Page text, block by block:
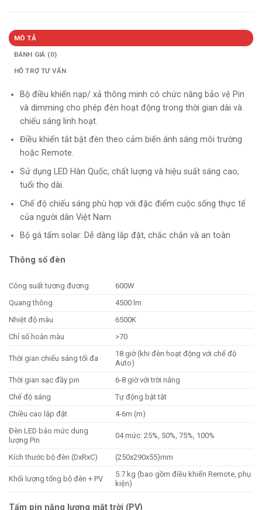
MÔ TẢ
ĐÁNH GIÁ (0)
HỖ TRỢ TƯ VẤN
Bộ điều khiển nạp/ xả thông minh có chức năng bảo vệ Pin
và dimming cho phép đèn hoạt động trong thời gian dài và
chiếu sáng linh hoạt.
Điều khiển tắt bật đèn theo cảm biến ánh sáng môi trường
hoặc Remote.
Sử dụng LED Hàn Quốc, chất lượng và hiệu suất sáng cao,
tuổi thọ dài.
Chế độ chiếu sáng phù hợp với đặc điểm cuộc sống thực tế
của người dân Việt Nam.
Bộ gá tấm solar: Dễ dàng lắp đặt, chắc chắn và an toàn
Thông số đèn
Công suất tương đương
600W
Quang thông
4500 lm
Nhiệt độ màu
6500K
Chỉ số hoàn màu
>70
Thời gian chiếu sáng tối đa
18 giờ (khi đèn hoạt động với chế độ
Auto)
Thời gian sạc đầy pin
6-8 giờ với trời nắng
Chế độ sáng
Tự động bật tắt
Chiều cao lắp đặt
4-6m (m)
Đèn LED báo mức dung
lượng Pin
04 mức: 25%, 50%, 75%, 100%
Kích thước bộ đèn (DxRxC) (250x290x55)mm
Khối lượng tổng bộ đèn + PV
5.7 kg (bao gồm điều khiển Remote, phụ
kiện)
Tấm pin năng lượng mặt trời (PV)